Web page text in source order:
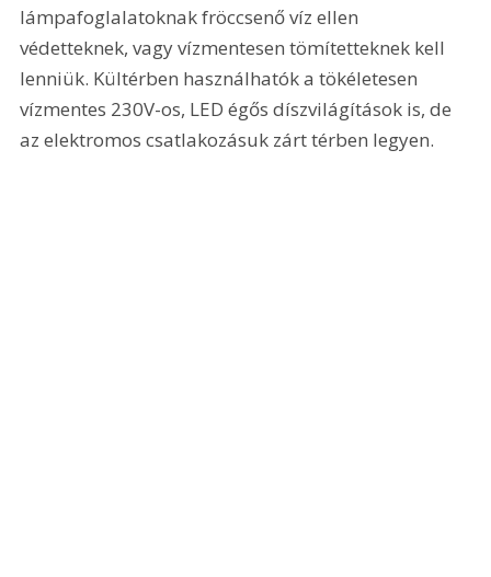
lámpafoglalatoknak fröccsenő víz ellen
védetteknek, vagy vízmentesen tömítetteknek kell
lenniük. Kültérben használhatók a tökéletesen
vízmentes 230V-os, LED égős díszvilágítások is, de
az elektromos csatlakozásuk zárt térben legyen.